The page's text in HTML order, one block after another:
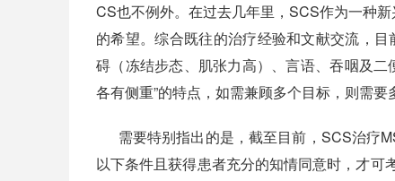
CS也不例外。在过去几年里，SCS作为一种
的希望。综合既往的治疗经验和文献交流，
碍（冻结步态、肌张力高）、言语、吞咽及
各有侧重”的特点，如需兼顾多个目标，则需要
需要特别指出的是，截至目前，SCS治疗
以下条件且获得患者充分的知情同意时，才